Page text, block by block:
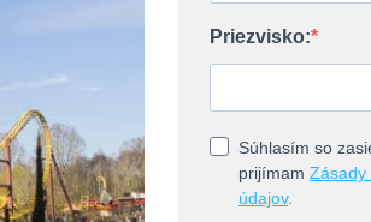
Priezvisko:
Súhlasím so
prijímam Zásady
údajov.